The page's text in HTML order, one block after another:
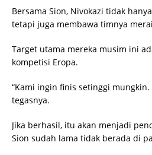
Bersama Sion, Nivokazi tidak
tetapi juga membawa timnya
Target utama mereka musim ini
kompetisi Eropa.
“Kami ingin finis setinggi mungkin.
tegasnya.
Jika berhasil, itu akan menjadi
Sion sudah lama tidak berada di